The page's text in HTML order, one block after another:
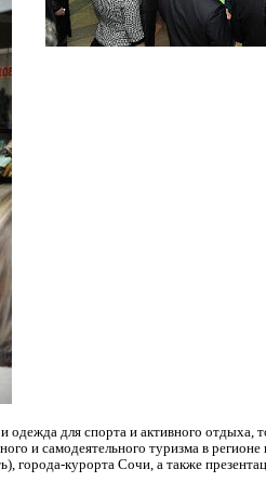
для спорта и активного отдыха,
и самодеятельного туризма в
города-курорта Сочи, а также